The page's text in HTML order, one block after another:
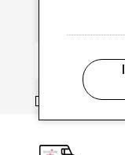
ISCRIVITI
ho letto ed